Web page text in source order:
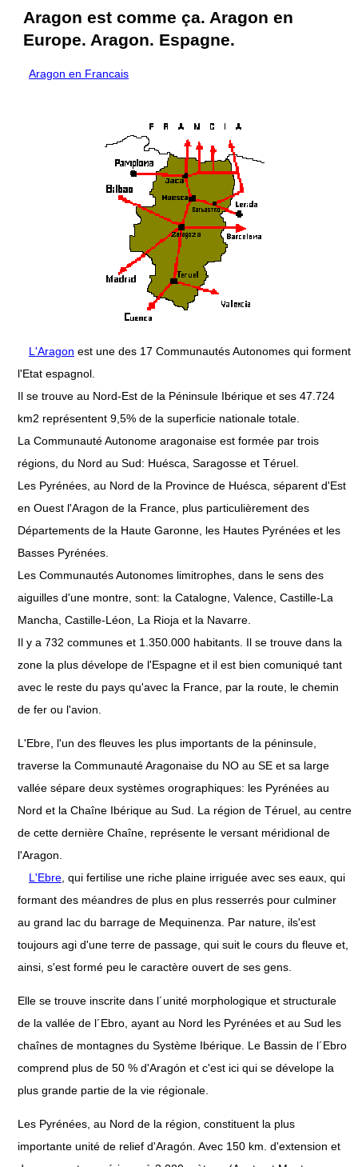
Aragon est comme ça. Aragon en
Europe. Aragon. Espagne.
Aragon en Francais
L'Aragon est une des 17 Communautés Autonomes qui forment
l'Etat espagnol.
Il se trouve au Nord-Est de la Péninsule Ibérique et ses 47.724
km2 représentent 9,5% de la superficie nationale totale.
La Communauté Autonome aragonaise est formée par trois
régions, du Nord au Sud: Huésca, Saragosse et Téruel.
Les Pyrénées, au Nord de la Province de Huésca, séparent d'Est
en Ouest l'Aragon de la France, plus particulièrement des
Départements de la Haute Garonne, les Hautes Pyrénées et les
Basses Pyrénées.
Les Communautés Autonomes limitrophes, dans le sens des
aiguilles d'une montre, sont: la Catalogne, Valence, Castille-La
Mancha, Castille-Léon, La Rioja et la Navarre.
Il y a 732 communes et 1.350.000 habitants. Il se trouve dans la
zone la plus dévelope de l'Espagne et il est bien comuniqué tant
avec le reste du pays qu'avec la France, par la route, le chemin
de fer ou l'avion.
L'Ebre, l'un des fleuves les plus importants de la péninsule,
traverse la Communauté Aragonaise du NO au SE et sa large
vallée sépare deux systèmes orographiques: les Pyrénées au
Nord et la Chaîne Ibérique au Sud. La région de Téruel, au centre
de cette dernière Chaîne, représente le versant méridional de
l'Aragon.
L'Ebre, qui fertilise une riche plaine irriguée avec ses eaux, qui
formant des méandres de plus en plus resserrés pour culminer
au grand lac du barrage de Mequinenza. Par nature, ils'est
toujours agi d'une terre de passage, qui suit le cours du fleuve et,
ainsi, s'est formé peu le caractère ouvert de ses gens.
Elle se trouve inscrite dans l´unité morphologique et structurale
de la vallée de l´Ebro, ayant au Nord les Pyrénées et au Sud les
chaînes de montagnes du Système Ibérique. Le Bassin de l´Ebro
comprend plus de 50 % d'Aragón et c'est ici qui se dévelope la
plus grande partie de la vie régionale.
Les Pyrénées, au Nord de la région, constituent la plus
importante unité de relief d'Aragón. Avec 150 km. d'extension et